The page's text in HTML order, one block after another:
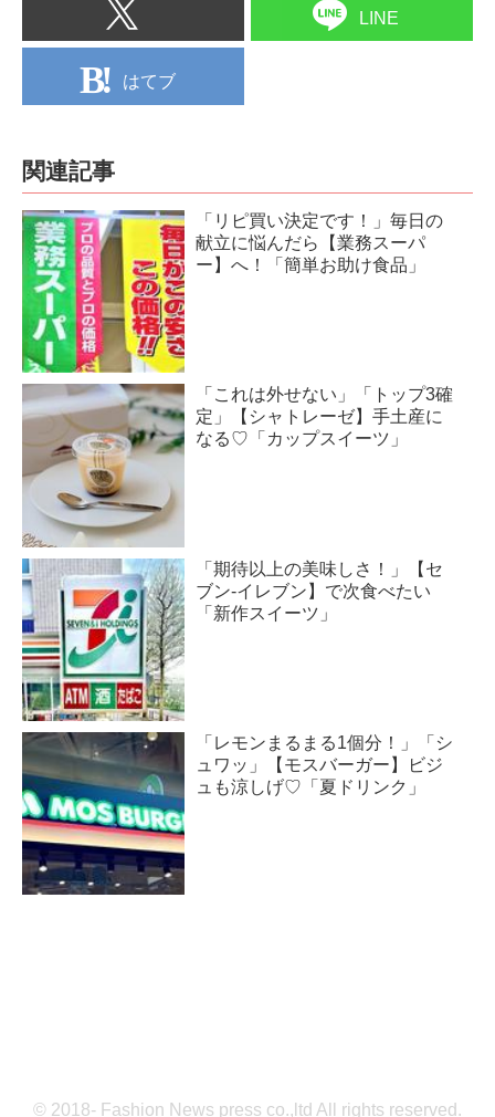
LINE
はてブ
関連記事
「リピ買い決定です！」毎日の
献立に悩んだら【業務スーパ
ー】へ！「簡単お助け食品」
「これは外せない」「トップ3確
定」【シャトレーゼ】手土産に
なる♡「カップスイーツ」
「期待以上の美味しさ！」【セ
ブン-イレブン】で次食べたい
「新作スイーツ」
「レモンまるまる1個分！」「シ
ュワッ」【モスバーガー】ビジ
ュも涼しげ♡「夏ドリンク」
© 2018- Fashion News press co.,ltd All rights reserved.